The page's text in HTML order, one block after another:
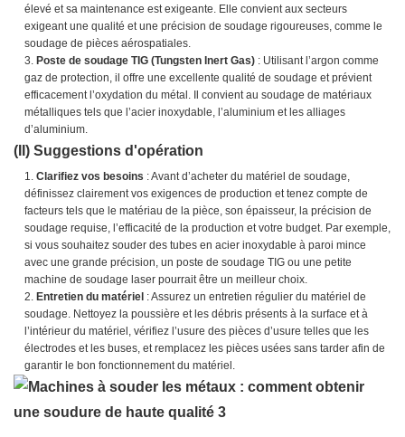
élevé et sa maintenance est exigeante. Elle convient aux secteurs
exigeant une qualité et une précision de soudage rigoureuses, comme le
soudage de pièces aérospatiales.
Poste de soudage TIG (Tungsten Inert Gas) : Utilisant l’argon comme
gaz de protection, il offre une excellente qualité de soudage et prévient
efficacement l’oxydation du métal. Il convient au soudage de matériaux
métalliques tels que l’acier inoxydable, l’aluminium et les alliages
d’aluminium.
(II) Suggestions d'opération
Clarifiez vos besoins : Avant d’acheter du matériel de soudage,
définissez clairement vos exigences de production et tenez compte de
facteurs tels que le matériau de la pièce, son épaisseur, la précision de
soudage requise, l’efficacité de la production et votre budget. Par exemple,
si vous souhaitez souder des tubes en acier inoxydable à paroi mince
avec une grande précision, un poste de soudage TIG ou une petite
machine de soudage laser pourrait être un meilleur choix.
Entretien du matériel : Assurez un entretien régulier du matériel de
soudage. Nettoyez la poussière et les débris présents à la surface et à
l’intérieur du matériel, vérifiez l’usure des pièces d’usure telles que les
électrodes et les buses, et remplacez les pièces usées sans tarder afin de
garantir le bon fonctionnement du matériel.